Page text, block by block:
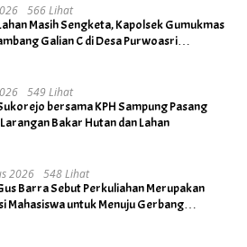
566 Lihat
Masih Sengketa, Kapolsek Gumukmas
Galian C di Desa Purwoasri
549 Lihat
bersama KPH Sampung Pasang
Bakar Hutan dan Lahan
2026 548 Lihat
Barra Sebut Perkuliahan Merupakan
Mahasiswa untuk Menuju Gerbang